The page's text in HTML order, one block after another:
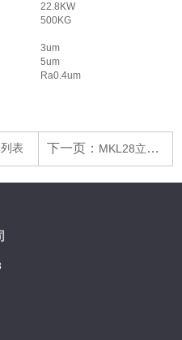
22.8KW
500KG
3um
5um
Ra0.4um
表 下一页： MKL28立式数控多功能复合磨床